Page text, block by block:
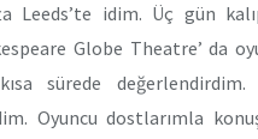
Leeds’te idim. Üç gün
Globe Theatre’ da
sürede değerlendirdim.
Oyuncu dostlarımla